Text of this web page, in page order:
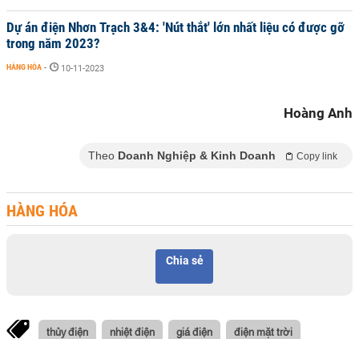
Dự án điện Nhơn Trạch 3&4: 'Nút thắt' lớn nhất liệu có được gỡ
trong năm 2023?
HÀNG HÓA - 10-11-2023
Hoàng Anh
Theo Doanh Nghiệp & Kinh Doanh Copy link
HÀNG HÓA
Chia sẻ
thủy điện nhiệt điện giá điện điện mặt trời